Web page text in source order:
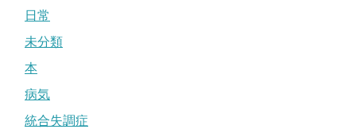
日常
未分類
本
病気
統合失調症